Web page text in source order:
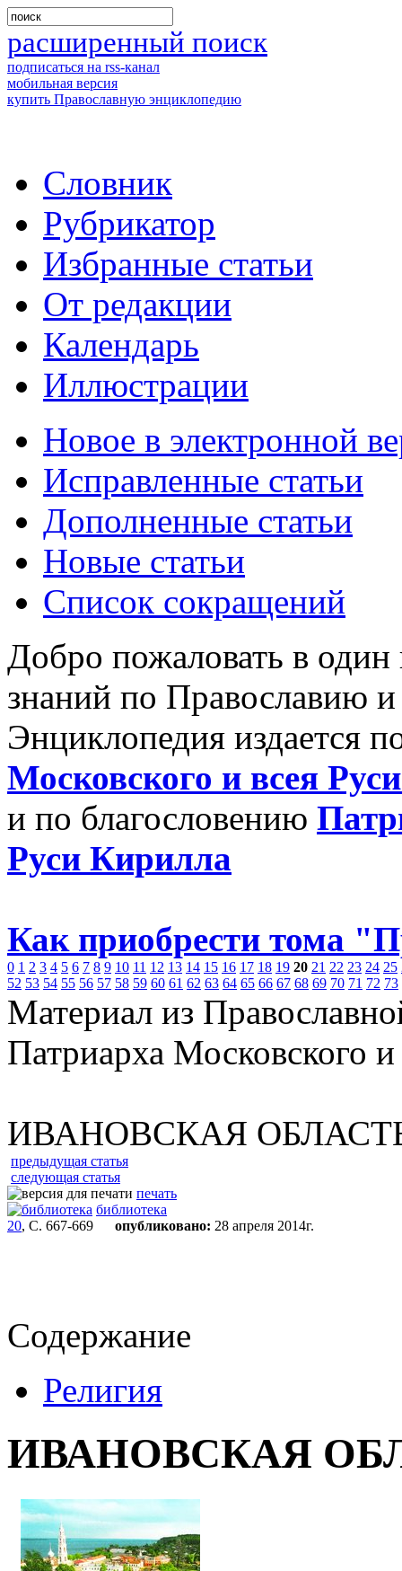
расширенный поиск
подписаться на rss-канал
мобильная версия
купить Православную энциклопедию
Словник
Рубрикатор
Избранные статьи
От редакции
Календарь
Иллюстрации
Новое в электронной
Исправленные статьи
Дополненные статьи
Новые статьи
Список сокращений
Добро пожаловать в
знаний по Православию
Энциклопедия издается
Московского и всея
и по благословению
Руси Кирилла
Как приобрести тома
0 1 2 3 4 5 6 7 8 9 10 11 12 13 14 15 16 17 18 19 20 21 22 23 24 25
52 53 54 55 56 57 58 59 60 61 62 63 64 65 66 67 68 69 70 71 72 73
Материал из
Патриарха Московского
ИВАНОВСКАЯ
предыдущая статья
следующая статья
печать
библиотека
20, С. 667-669 опубликовано: 28 апреля 2014г.
Содержание
Религия
ИВАНОВСКАЯ